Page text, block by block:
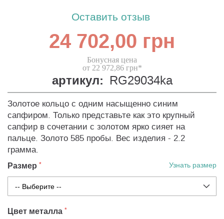
Оставить отзыв
24 702,00 грн
Бонусная цена
от 22 972,86 грн*
артикул: RG29034ka
Золотое кольцо с одним насыщенно синим
сапфиром. Только представьте как это крупный
сапфир в сочетании с золотом ярко сияет на
пальце. Золото 585 пробы. Вес изделия - 2.2
грамма.
Размер Узнать размер
Цвет металла